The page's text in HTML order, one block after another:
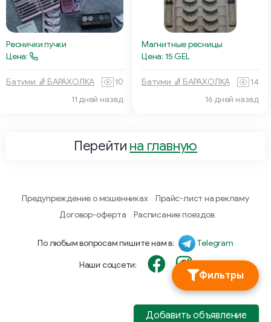
Фильтры
Реснички пучки
Цена:
Батуми 🧦 БАРАХОЛКА
10
11 дней назад
Магнитные ресницы
Цена: 15 GEL
Батуми 🧦 БАРАХОЛКА
14
16 дней назад
Перейти на главную
Предупреждение о мошенниках
Прайс-лист на рекламу
Договор-оферта
Расписание поездов
По любым вопросам пишите нам в: Telegram
Наши соцсети:
Добавить объявление